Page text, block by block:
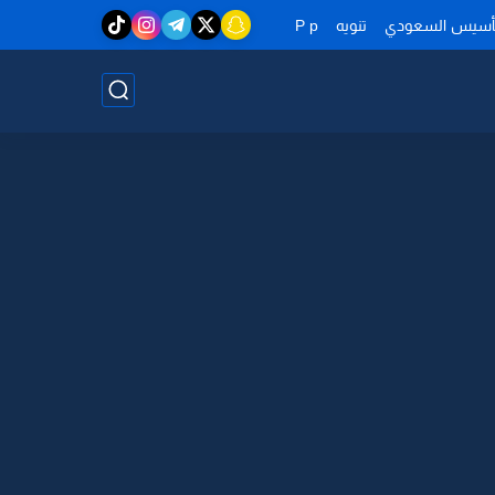
السعودي تنويه P p